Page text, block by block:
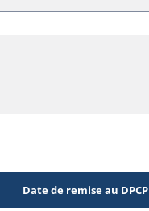
Date de remise au DPCP